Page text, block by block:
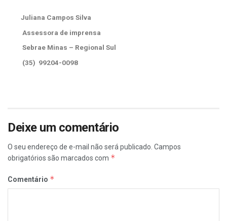
Juliana Campos Silva
Assessora de imprensa
Sebrae Minas – Regional Sul
(35) 99204-0098
Deixe um comentário
O seu endereço de e-mail não será publicado. Campos
obrigatórios são marcados com *
Comentário *